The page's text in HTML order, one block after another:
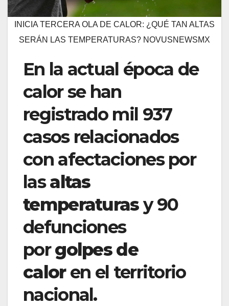
INICIA TERCERA OLA DE CALOR: ¿QUÉ TAN ALTAS
SERÁN LAS TEMPERATURAS? NOVUSNEWSMX
En la actual época de
calor se han
registrado mil 937
casos relacionados
con afectaciones por
lasaltas
temperaturasy 90
defunciones
porgolpes de
caloren el territorio
nacional.